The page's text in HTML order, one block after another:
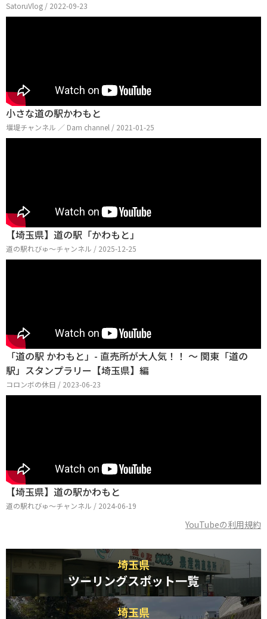
SatoruVlog / 2022-09-23
小さな道の駅かわもと
堰堤チャンネル ／ Dam channel / 2021-01-25
【埼玉県】道の駅「かわもと」
道の駅れびゅ〜チャンネル / 2025-12-25
「道の駅 かわもと」- 直売所が大人気！！ ～ 関東「道の
駅」スタンプラリー【埼玉県】編
コロンボの休日 / 2023-06-23
【埼玉県】道の駅かわもと
道の駅れびゅ〜チャンネル / 2024-06-19
YouTubeの利用規約
埼玉県
ツーリングスポット一覧
埼玉県